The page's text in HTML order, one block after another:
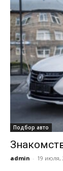
Подбор авто
admin - 19 июля,